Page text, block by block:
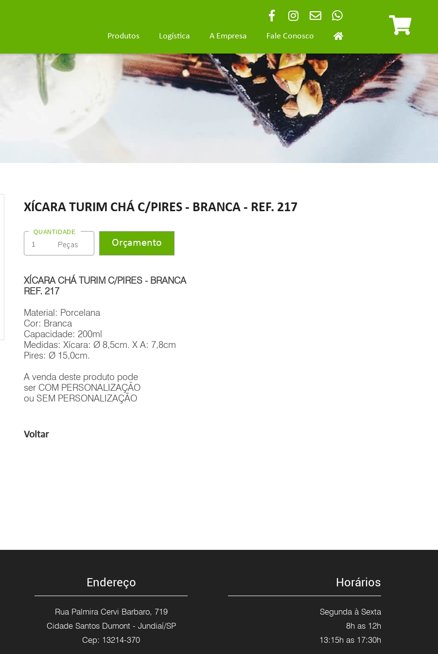
Fale Conosco
A Empresa
Logística
Produtos
XÍCARA TURIM CHÁ C/PIRES - BRANCA - REF. 217
QUANTIDADE
XÍCARA CHÁ TURIM C/PIRES - BRANCA
REF. 217
Material: Porcelana
Cor: Branca
Capacidade: 200ml
Medidas: Xícara: Ø 8,5cm. X A: 7,8cm
Pires: Ø 15,0cm.
A venda deste produto pode
ser COM PERSONALIZAÇÃO
ou SEM PERSONALIZAÇÃO
Voltar
Endereço
Rua Palmira Cervi Barbaro, 719
Cidade Santos Dumont - Jundiaí/SP
Cep: 13214-370
Horários
Segunda à Sexta
8h as 12h
13:15h as 17:30h